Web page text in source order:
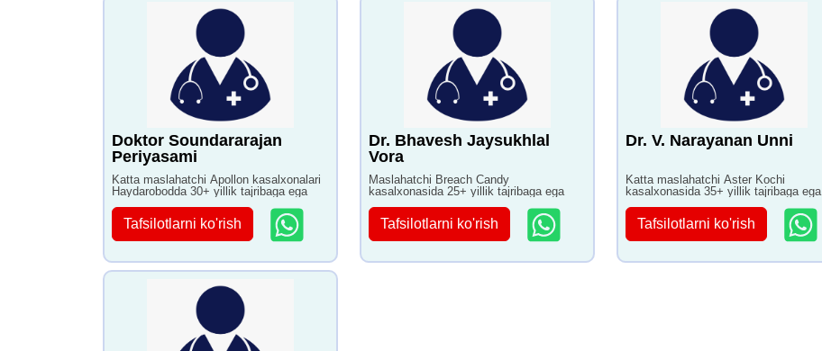
Doktor Soundararajan
Periyasami
Katta maslahatchi Apollon kasalxonalari
Haydarobodda 30+ yillik tajribaga ega
Tafsilotlarni ko'rish
Dr. Bhavesh Jaysukhlal
Vora
Maslahatchi Breach Candy
kasalxonasida 25+ yillik tajribaga ega
Tafsilotlarni ko'rish
Dr. V. Narayanan Unni
Katta maslahatchi Aster Kochi
kasalxonasida 35+ yillik tajribaga ega
Tafsilotlarni ko'rish